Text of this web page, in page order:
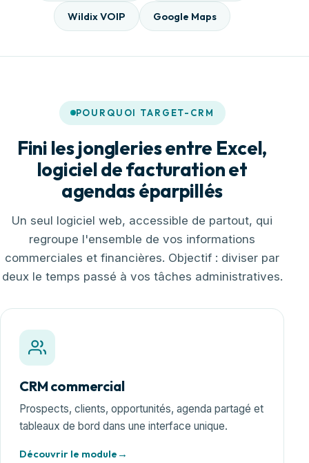
Wildix VOIP Google Maps
POURQUOI TARGET-CRM
Fini les jongleries entre Excel,
logiciel de facturation et
agendas éparpillés
Un seul logiciel web, accessible de partout, qui
regroupe l'ensemble de vos informations
commerciales et financières. Objectif : diviser par
deux le temps passé à vos tâches administratives.
CRM commercial
Prospects, clients, opportunités, agenda partagé et
tableaux de bord dans une interface unique.
Découvrir le module